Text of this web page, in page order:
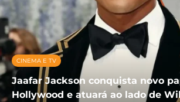
CINEMA E TV
Jaafar Jackson conquista novo
Hollywood e atuará ao lado de